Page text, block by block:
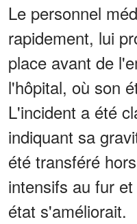
Le personnel
rapidement, lui
place avant de
l'hôpital, où son
L'incident a été
indiquant sa
été transféré
intensifs au fur
état s'améliorait.